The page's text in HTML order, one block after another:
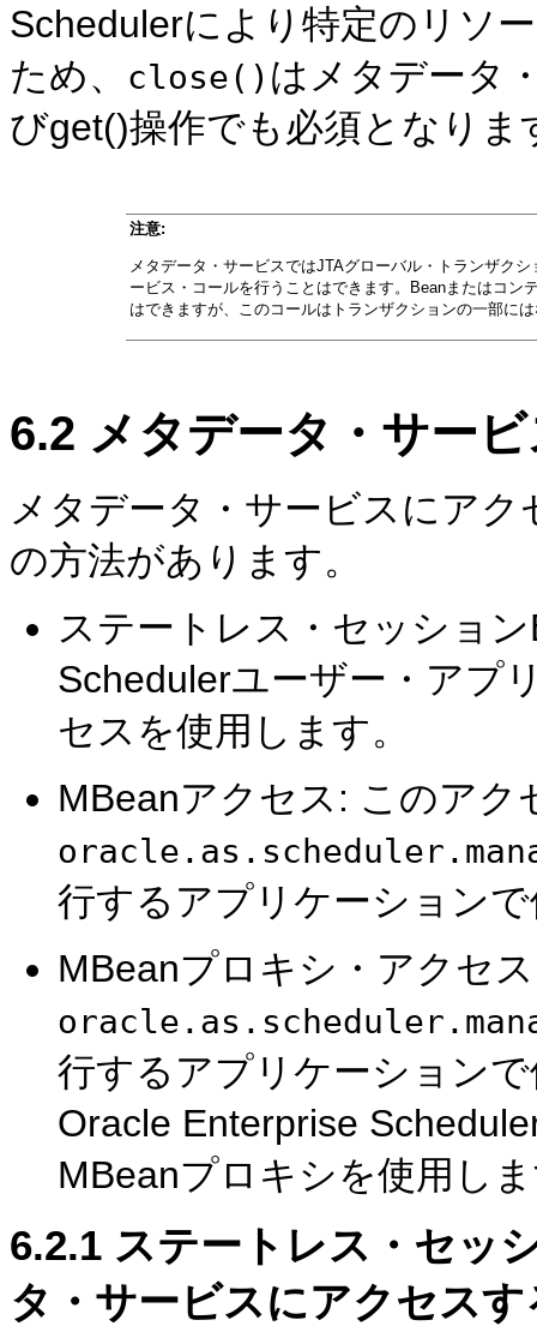
Schedulerにより特定のリソ
ため、
close() はメタデータ
びget()操作でも必須となりま
注意:
メタデータ・サービスではJTAグローバル・トランザク
ービス・コールを行うことはできます。Beanまたはコン
はできますが、このコールはトランザクションの一部に
6.2 メタデータ・サー
メタデータ・サービスにア
の方法があります。
ステートレス・セッショ
Schedulerユーザー・アプ
セスを使用します。
MBeanアクセス: このアク
行するアプリケーション
MBeanプロキシ・アクセ
行するアプリケーション
Oracle Enterprise
MBeanプロキシを使用し
6.2.1 ステートレス・セッ
タ・サービスにアクセスす